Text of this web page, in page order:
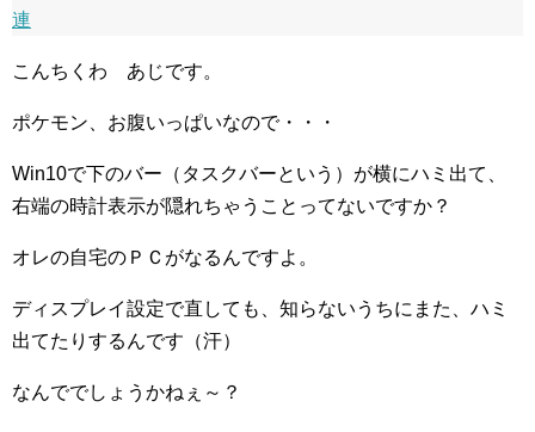
連
こんちくわ あじです。
ポケモン、お腹いっぱいなので・・・
Win10で下のバー（タスクバーという）が横にハミ出て、
右端の時計表示が隠れちゃうことってないですか？
オレの自宅のＰＣがなるんですよ。
ディスプレイ設定で直しても、知らないうちにまた、ハミ
出てたりするんです（汗）
なんででしょうかねぇ～？